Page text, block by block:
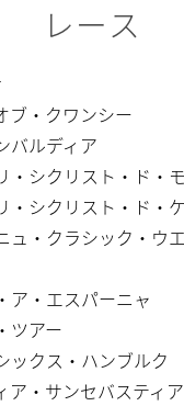
レース
ブ・クワンシー
バルディア
・シクリスト・ド・
・シクリスト・ド・
ュ・クラシック・ウ
ア・エスパーニャ
ツアー
ックス・ハンブルク
ア・サンセバスティ